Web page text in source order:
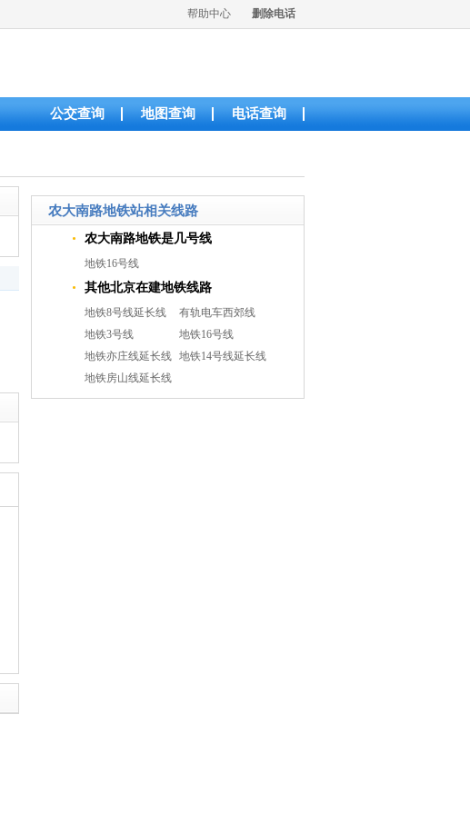
帮助中心 删除电话
电话查询
地图查询
公交查询
农大南路地铁站相关线路
农大南路地铁是几号线
地铁16号线
其他北京在建地铁线路
地铁8号线延长线
有轨电车西郊线
地铁3号线
地铁16号线
地铁亦庄线延长线 地铁14号线延长线
地铁房山线延长线